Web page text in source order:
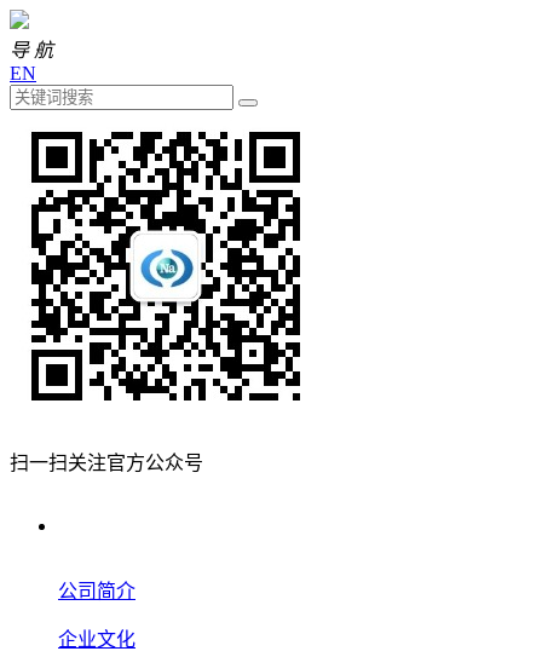
导 航
EN
扫一扫关注官方公众号
公司简介
企业文化